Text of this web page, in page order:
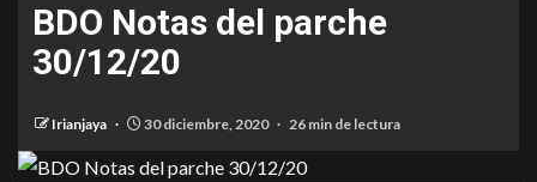
BDO Notas del parche
30/12/20
Irianjaya 30 diciembre, 2020 26 min de lectura